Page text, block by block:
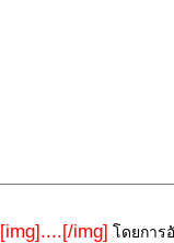
[img]....[/img] โดยการ